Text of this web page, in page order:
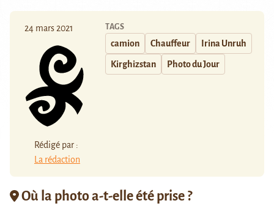
24 mars 2021
Rédigé par :
La rédaction
TAGS
camion Chauffeur Irina Unruh
Kirghizstan Photo du Jour
Où la photo a-t-elle été prise ?